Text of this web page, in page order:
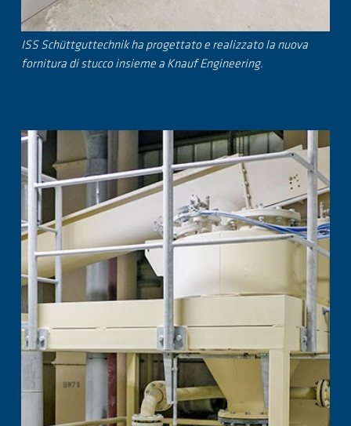
ISS Schüttguttechnik ha progettato e realizzato la nuova
fornitura di stucco insieme a Knauf Engineering.